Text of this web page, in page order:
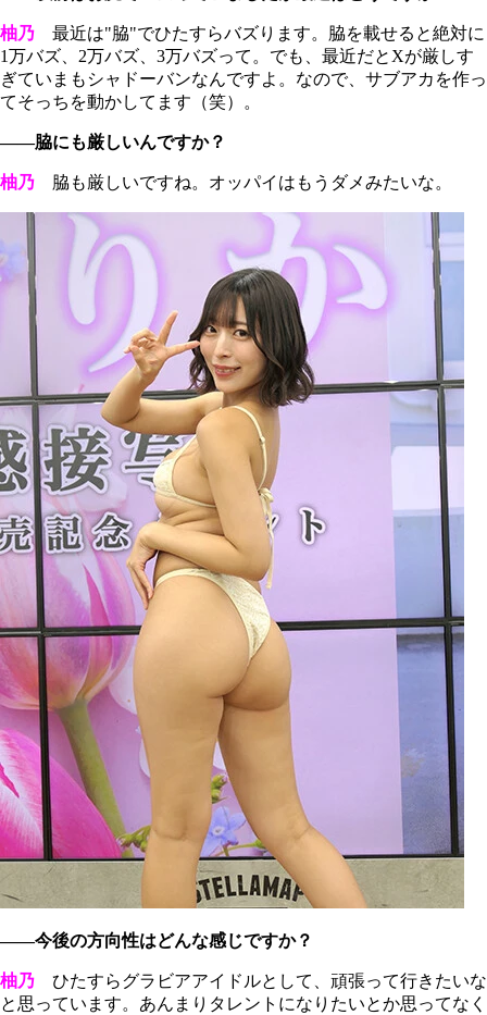
柚乃 最近は"脇"でひたすらバズります。脇を載せると絶対に
1万バズ、2万バズ、3万バズって。でも、最近だとXが厳しす
ぎていまもシャドーバンなんですよ。なので、サブアカを作っ
てそっちを動かしてます（笑）。
――脇にも厳しいんですか？
柚乃 脇も厳しいですね。オッパイはもうダメみたいな。
――今後の方向性はどんな感じですか？
柚乃 ひたすらグラビアアイドルとして、頑張って行きたいな
と思っています。あんまりタレントになりたいとか思ってなく